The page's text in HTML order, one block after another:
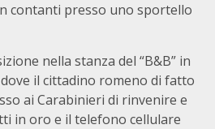
contanti presso uno sportello
nella stanza del “B&B” in
il cittadino romeno di fatto
ai Carabinieri di rinvenire e
in oro e il telefono cellulare